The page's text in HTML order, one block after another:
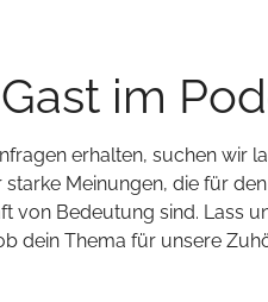
im
erhalten, suchen wir
Meinungen, die für
von Bedeutung sind. Lass
dein Thema für unsere